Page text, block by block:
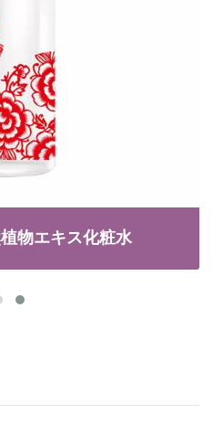
物エキス化粧水